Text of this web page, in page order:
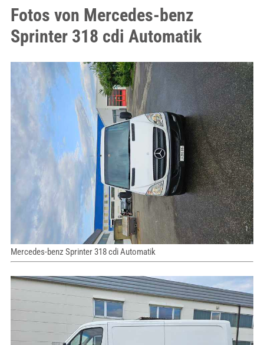
Fotos von Mercedes-benz
Sprinter 318 cdi Automatik
Mercedes-benz Sprinter 318 cdi Automatik